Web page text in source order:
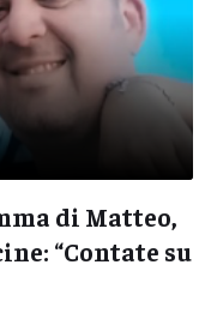
di Matteo,
“Contate su